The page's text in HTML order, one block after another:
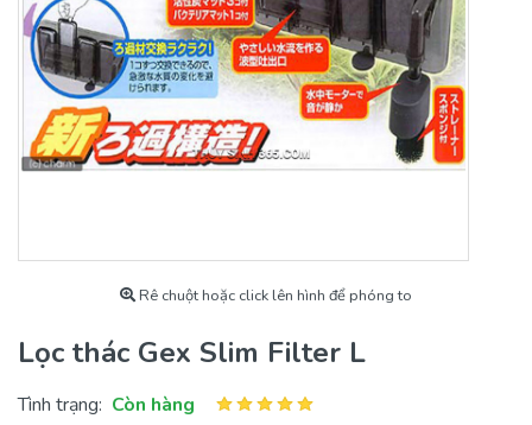
Rê chuột hoặc click lên hình để phóng to
Lọc thác Gex Slim Filter L
Tình trạng: Còn hàng